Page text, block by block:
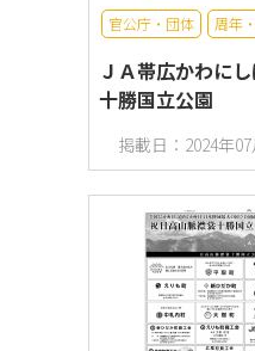
官公庁・団体 周年
ＪＡ帯広かわに
十勝国立公園
掲載日：2024年